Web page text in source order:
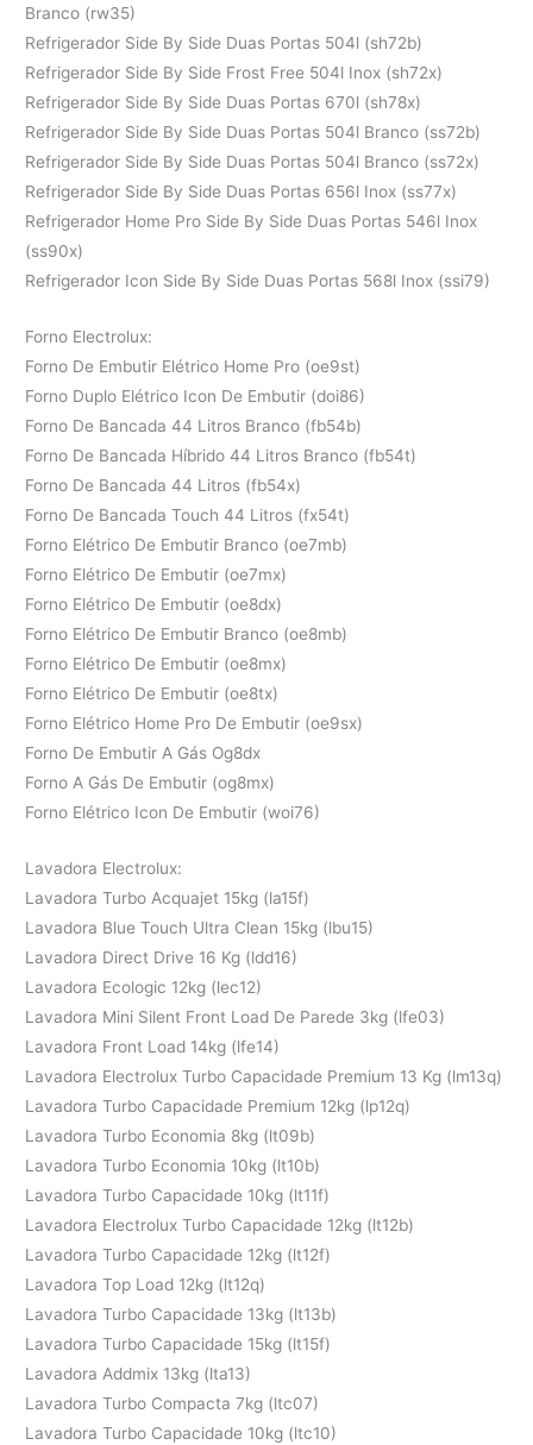
Branco (rw35)
Refrigerador Side By Side Duas Portas 504l (sh72b)
Refrigerador Side By Side Frost Free 504l Inox (sh72x)
Refrigerador Side By Side Duas Portas 670l (sh78x)
Refrigerador Side By Side Duas Portas 504l Branco (ss72b)
Refrigerador Side By Side Duas Portas 504l Branco (ss72x)
Refrigerador Side By Side Duas Portas 656l Inox (ss77x)
Refrigerador Home Pro Side By Side Duas Portas 546l Inox
(ss90x)
Refrigerador Icon Side By Side Duas Portas 568l Inox (ssi79)
Forno Electrolux:
Forno De Embutir Elétrico Home Pro (oe9st)
Forno Duplo Elétrico Icon De Embutir (doi86)
Forno De Bancada 44 Litros Branco (fb54b)
Forno De Bancada Híbrido 44 Litros Branco (fb54t)
Forno De Bancada 44 Litros (fb54x)
Forno De Bancada Touch 44 Litros (fx54t)
Forno Elétrico De Embutir Branco (oe7mb)
Forno Elétrico De Embutir (oe7mx)
Forno Elétrico De Embutir (oe8dx)
Forno Elétrico De Embutir Branco (oe8mb)
Forno Elétrico De Embutir (oe8mx)
Forno Elétrico De Embutir (oe8tx)
Forno Elétrico Home Pro De Embutir (oe9sx)
Forno De Embutir A Gás Og8dx
Forno A Gás De Embutir (og8mx)
Forno Elétrico Icon De Embutir (woi76)
Lavadora Electrolux:
Lavadora Turbo Acquajet 15kg (la15f)
Lavadora Blue Touch Ultra Clean 15kg (lbu15)
Lavadora Direct Drive 16 Kg (ldd16)
Lavadora Ecologic 12kg (lec12)
Lavadora Mini Silent Front Load De Parede 3kg (lfe03)
Lavadora Front Load 14kg (lfe14)
Lavadora Electrolux Turbo Capacidade Premium 13 Kg (lm13q)
Lavadora Turbo Capacidade Premium 12kg (lp12q)
Lavadora Turbo Economia 8kg (lt09b)
Lavadora Turbo Economia 10kg (lt10b)
Lavadora Turbo Capacidade 10kg (lt11f)
Lavadora Electrolux Turbo Capacidade 12kg (lt12b)
Lavadora Turbo Capacidade 12kg (lt12f)
Lavadora Top Load 12kg (lt12q)
Lavadora Turbo Capacidade 13kg (lt13b)
Lavadora Turbo Capacidade 15kg (lt15f)
Lavadora Addmix 13kg (lta13)
Lavadora Turbo Compacta 7kg (ltc07)
Lavadora Turbo Capacidade 10kg (ltc10)